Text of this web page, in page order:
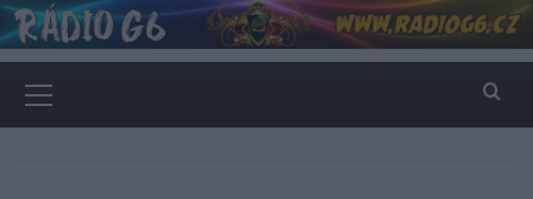
Skip
to
content
Menu